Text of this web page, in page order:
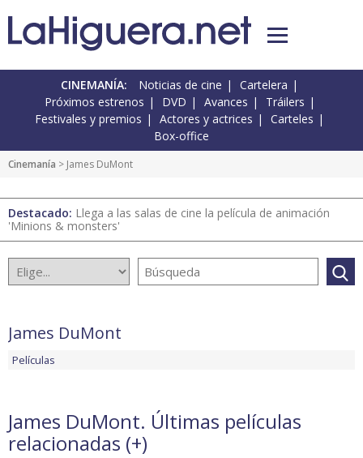
CINEMANÍA: Noticias de cine
Cartelera
Próximos estrenos
DVD Avances
Tráilers
Festivales y premios
Actores y actrices
Carteles
Box-office
Cinemanía > James DuMont
Destacado: Llega a las salas de cine la película de animación
'Minions & monsters'
James DuMont
Películas
James DuMont. Últimas películas
relacionadas (+)